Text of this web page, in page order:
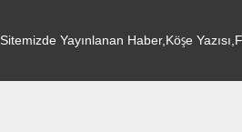
Sitemizde Yayınlanan Haber,Köşe
afsinmedyacenter@gmail.com